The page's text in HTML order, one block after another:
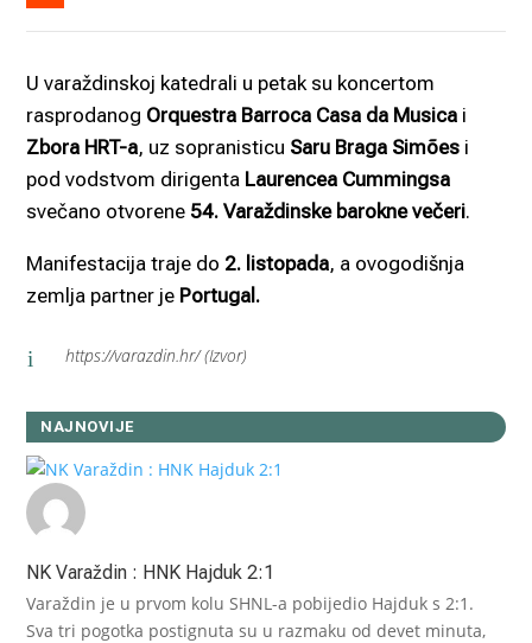
Link
Reddit
U varaždinskoj katedrali u petak su koncertom
rasprodanog Orquestra Barroca Casa da Musica i
Zbora HRT-a, uz sopranisticu Saru Braga Simões i
pod vodstvom dirigenta Laurencea Cummingsa
svečano otvorene 54. Varaždinske barokne večeri.
Manifestacija traje do 2. listopada, a ovogodišnja
zemlja partner je Portugal.
i https://varazdin.hr/ (Izvor)
NAJNOVIJE
NK Varaždin : HNK Hajduk 2:1
Varaždin je u prvom kolu SHNL-a pobijedio Hajduk s 2:1.
Sva tri pogotka postignuta su u razmaku od devet minuta,